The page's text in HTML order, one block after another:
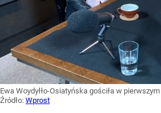
Ewa Woydyłło-Osiatyńska gościła w
Źródło: Wprost